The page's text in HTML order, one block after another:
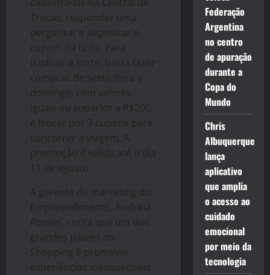
Trocas, responder uma
perguntar e depositar o
cupom na urna. Para
triplicar a sorte, basta fazer
compras de sexta-feira a
domingo, com valores
iguais ou superior a R$200,
e trocar por 3 cupons para
concorrer a viagem. A
promoção é válida até o dia
11 de agosto.
A gerente de marketing do
Empreendimento, Andreia
Pontes, conta que um dos
grandes pilares do
Shopping é promover
experiências inesquecíveis
Federação
Argentina
no centro
de apuração
durante a
Copa do
Mundo
Chris
Albuquerque
lança
aplicativo
que amplia
o acesso ao
cuidado
emocional
por meio da
tecnologia